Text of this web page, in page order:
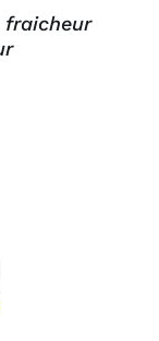
fraicheur